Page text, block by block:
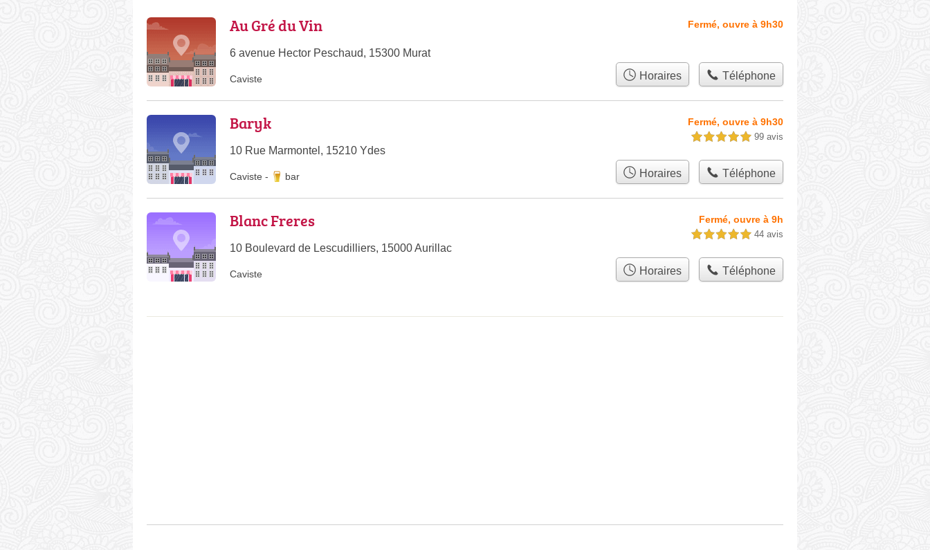
Au Gré du Vin
6 avenue Hector Peschaud, 15300 Murat
Fermé, ouvre à 9h30
Caviste Horaires Téléphone
Baryk
10 Rue Marmontel, 15210 Ydes
Fermé, ouvre à 9h30
5,0 étoiles sur 5 99 avis
Caviste - bar Horaires Téléphone
Blanc Freres
10 Boulevard de Lescudilliers, 15000 Aurillac
Fermé, ouvre à 9h
5,0 étoiles sur 5 44 avis
Caviste Horaires Téléphone